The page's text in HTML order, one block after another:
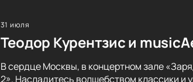
31 июля
Теодор Курентзис и
В сердце Москвы, в концертном зале
2». Насладитесь волшебством классики и